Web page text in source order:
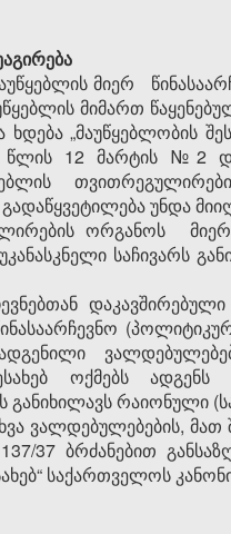
მიერ
მიმართ
ხდება „მაუწყებლობის
წლის 12 მარტის №2
გადაწყვეტილება უნდა
ორგანოს
საჩივარს
წინასაარჩევნო
ოქმებს
განიხილავს რაიონული
ვალდებულებების,
37 ბრძანებით
საქართველოს